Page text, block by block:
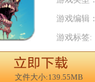
游戏编辑：
游戏标签:
文件大小:139.55MB